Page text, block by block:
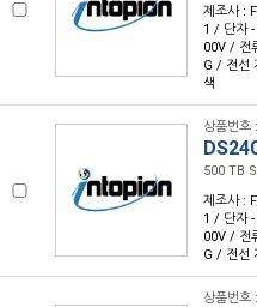
제조사 :
1 / 단자
00V / 전
G / 전선
색
상품번호
500 TB
제조사 :
1 / 단자
00V / 전
G / 전선
상품번호